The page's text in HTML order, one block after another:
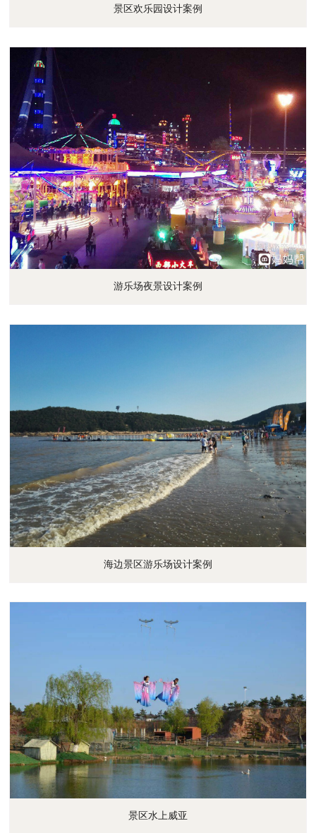
景区欢乐园设计案例
游乐场夜景设计案例
海边景区游乐场设计案例
景区水上威亚